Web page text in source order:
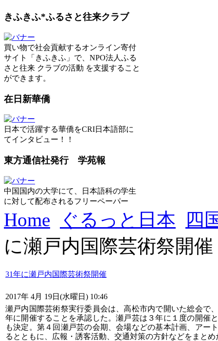
きふきふ*ふるさと往来クラブ
買い物で社会貢献するオンライン寄付
サイト「きふきふ」で、NPO法人ふる
さと往来 クラブの活動 を支援すること
ができます。
在日新華僑
日本で活躍する華僑をCRI日本語部に
てインタビュー！！
東方通信社発行 学苑報
中国国内の大学にて、日本語科の学生
に対して配布されるフリーペーパー
Home ぐるっと日本
四
に瀬戸内国際芸術祭開催
31年に瀬戸内国際芸術祭開催
2017年 4月 19日(水曜日) 10:46
瀬戸内国際芸術祭実行委員会は、高松市内で開いた総会で
年に開催することを承認した。瀬戸芸は３年に１度の開催
も決定。第４回瀬戸芸の会期、会場などの基本計画、アー
るとともに、広報・誘客活動、交通対策の方針などをまと